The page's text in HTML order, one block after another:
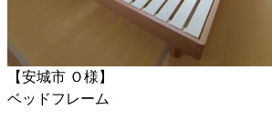
【安城市 Ｏ様】
ベッドフレーム